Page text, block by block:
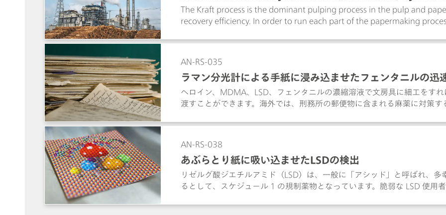
rs
The Kraft process is the dominant pulping process in the pulp and
recovery efficiency. In order to run each part of the papermaking
alkali (active, effective, total titratable alkali (TTA)), carbonate,
AN-RS-035
ラマン分光計による手紙に浸み込ませたフェンタニルの迅
ヘロイン、MDMA、LSD、フェンタニルの濃縮溶液で文房具に細工をす
渡すことができます。海外では、刑務所の郵便物に含まれる麻薬に対策
かかり、有害な郵便物がデジタイザーを汚染し、また受刑者の権利を侵
た郵便物を取り扱う人は、微量のフェンタニルに触れただけで中毒症状を
取による死亡は刑務所内で問題になっています。このアプリケーションで
せたフェンタニルの迅速検出します。
AN-RS-038
あぶらとり紙に吸い込ませたLSDの検出
リゼルグ酸ジエチルアミド（LSD）は、一般に「アシッド」と呼ばれ、
るとして、スケジュール 1 の規制薬物となっています。脆弱な LSD 使用